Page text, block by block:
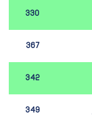
330
367
342
349